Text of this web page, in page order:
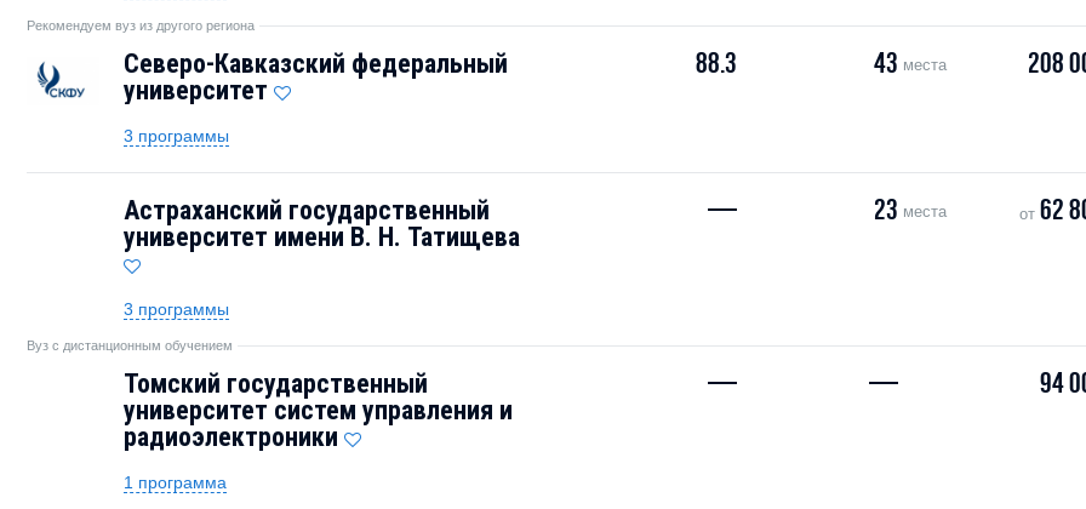
Рекомендуем вуз из другого региона
Северо-Кавказский федеральный
университет
88.3 43 места 208
3 программы
Астраханский государственный
университет имени В. Н. Татищева
— 23 места от 62
3 программы
Вуз с дистанционным обучением
Томский государственный
университет систем управления и
радиоэлектроники
— — 94
1 программа